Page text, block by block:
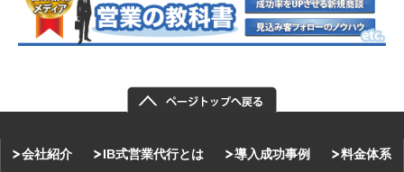
会社紹介 IB式営業代行とは 導入成功事例 料金体系